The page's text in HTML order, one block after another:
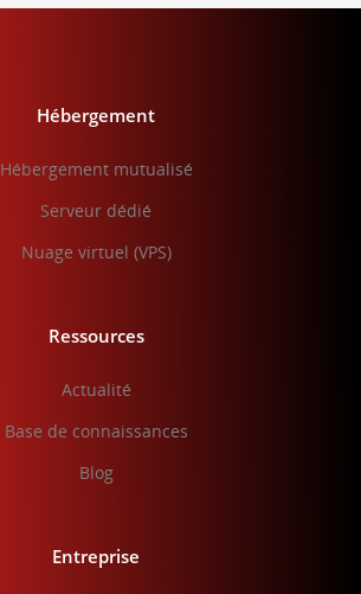
Hébergement
Hébergement mutualisé
Serveur dédié
Nuage virtuel (VPS)
Ressources
Actualité
Base de connaissances
Blog
Entreprise